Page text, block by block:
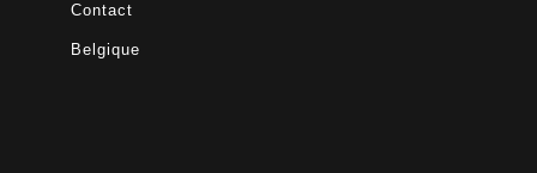
Contact
Belgique